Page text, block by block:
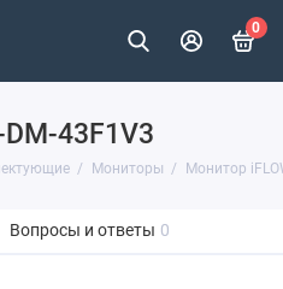
0
43F1V3
Мониторы Монитор
Вопросы и ответы 0